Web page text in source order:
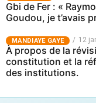
Gbi de Fer : «
Goudou, je t’avais
MANDIAYE GAYE 12
À propos de la
constitution et la
des institutions.